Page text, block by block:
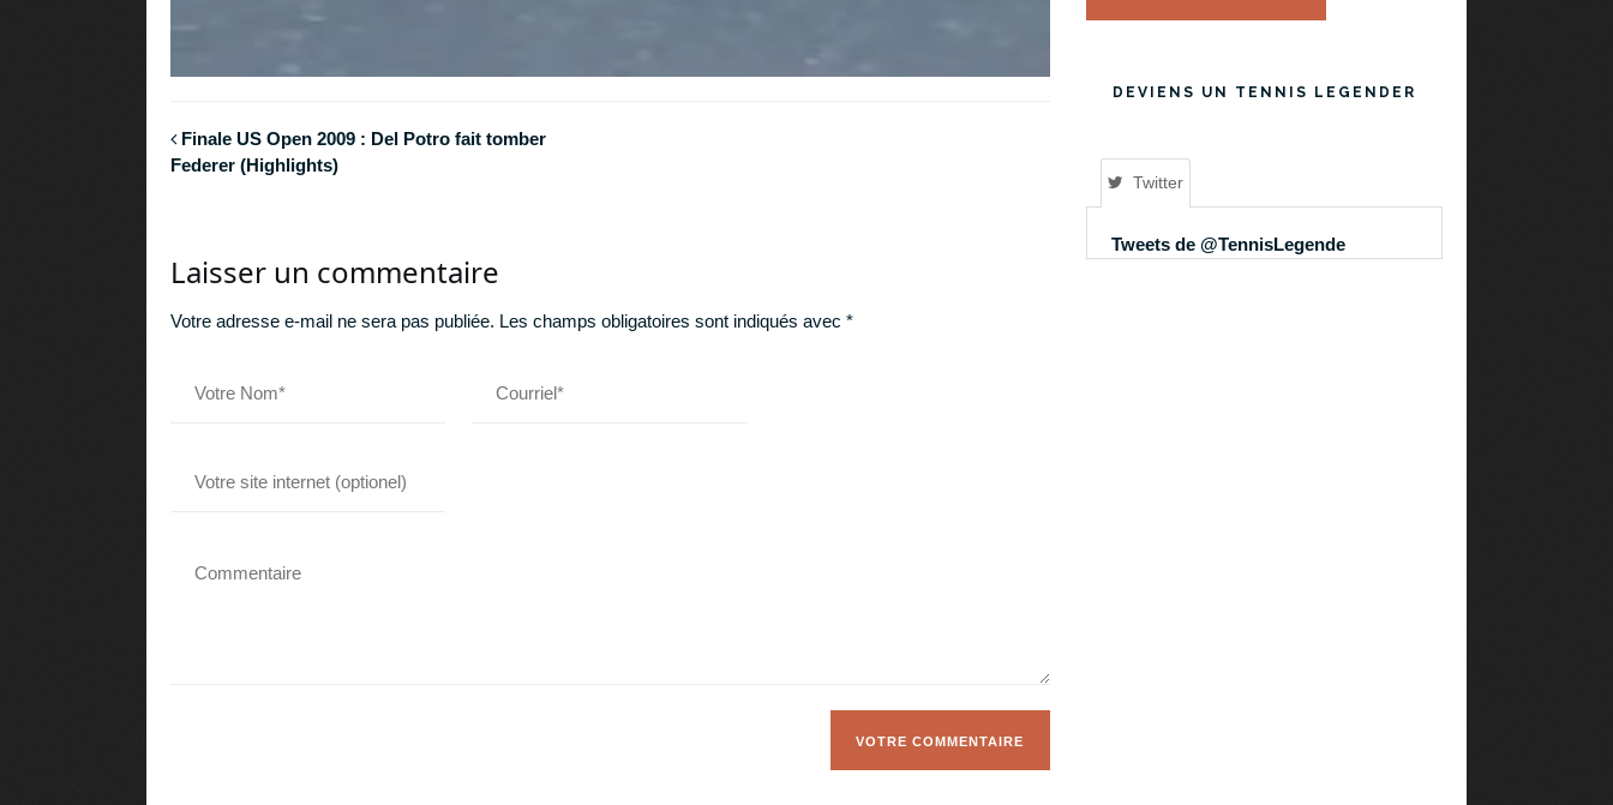
Finale US Open 2009 : Del Potro fait tomber
Federer (Highlights)
Laisser un commentaire
Votre adresse e-mail ne sera pas publiée. Les champs obligatoires sont indiqués avec *
DEVIENS UN TENNIS LEGENDER
Twitter
Tweets de @TennisLegende